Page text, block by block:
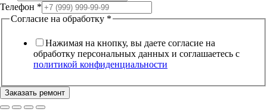
Телефон
обработку
Телефон *
Согласие на обработку *
Нажимая на кнопку, вы даете согласие на
обработку персональных данных и соглашаетесь c
политикой конфиденциальности
Заказать ремонт